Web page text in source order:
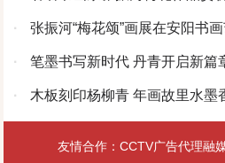
·
张振河“梅花颂”画展在安阳书
开幕
·
笔墨书写新时代 丹青开启新篇
老年书画研究会第六届理事会第
·
木板刻印杨柳青 年画故里水
青年画非物质文化遗产代表性传
友情合作：CCTV广告代理融